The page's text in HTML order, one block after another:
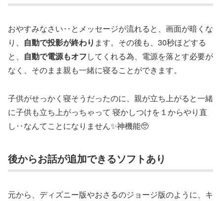
おやすみなさい‥とメッセージが流れると、画面が暗くな
り、 自動で投影が終わり ます。その後も、30秒ほどする
と、 自動で電源もオフしてくれる為、電源を落とす必要が
なく、そのまま親も一緒に寝ることができます。
子供がせっかく寝そうだったのに、親が立ち上がると一緒
に子供も立ち上がっちゃって 寝かしつけを１からやり直
し‥なんてことになりません✨神機能🥺
後からお話が追加できるソフトあり
元から、ディズニー版やおさるのジョージ版のように、キ